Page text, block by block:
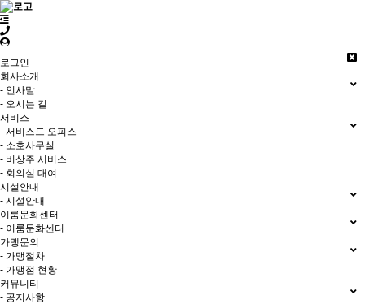
로그인
회사소개
- 인사말
- 오시는 길
서비스
- 서비스드 오피스
- 소호사무실
- 비상주 서비스
- 회의실 대여
시설안내
- 시설안내
이룸문화센터
- 이룸문화센터
가맹문의
- 가맹절차
- 가맹점 현황
커뮤니티
- 공지사항